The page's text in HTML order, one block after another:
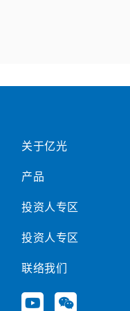
关于亿光
产品
投资人专区
投资人专区
联络我们
Y
W